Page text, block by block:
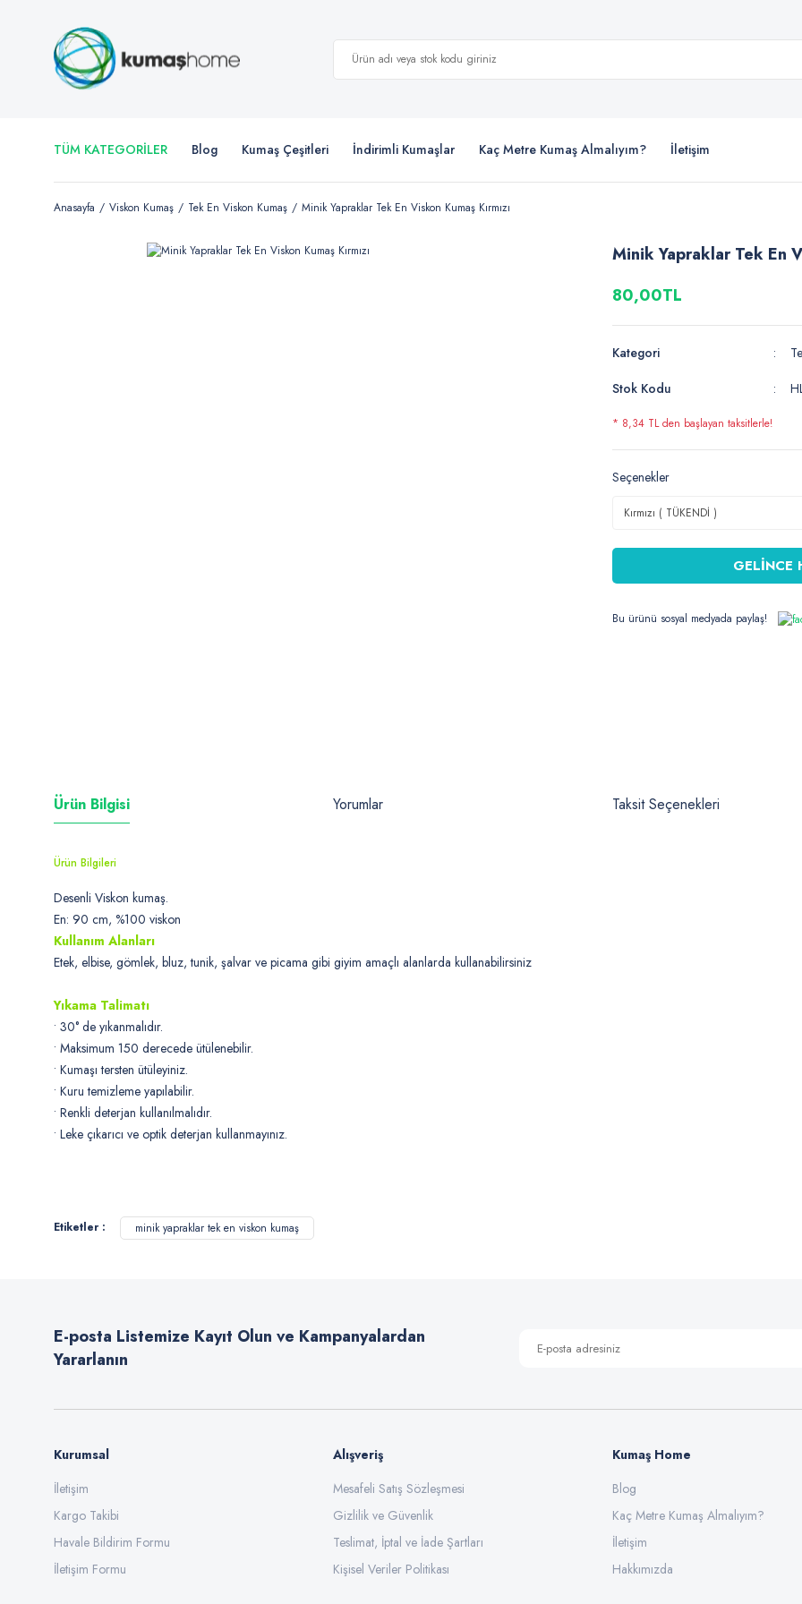
TÜM KATEGORİLER Blog Kumaş Çeşitleri İndirimli Kumaşlar Kaç Metre Kumaş Almalıyım? İletişim
Anasayfa Viskon Kumaş Tek En Viskon Kumaş Minik Yapraklar Tek En Viskon Kumaş Kırmızı
Minik Yapraklar Tek En
80,00TL
Kategori
Stok Kodu
* 8,34 TL den başlayan taksitlerle!
Seçenekler
GELİNCE
Bu ürünü sosyal medyada paylaş!
Ürün Bilgisi Yorumlar Taksit Seçenekleri
Ürün Bilgileri
Desenli Viskon kumaş.
En: 90 cm, %100 viskon
Kullanım Alanları
Etek, elbise, gömlek, bluz, tunik, şalvar ve picama gibi giyim amaçlı alanlarda kullanabilirsiniz
Yıkama Talimatı
• 30° de yıkanmalıdır.
• Maksimum 150 derecede ütülenebilir.
• Kumaşı tersten ütüleyiniz.
• Kuru temizleme yapılabilir.
• Renkli deterjan kullanılmalıdır.
• Leke çıkarıcı ve optik deterjan kullanmayınız.
Ürün resmi kalitesiz, bozuk veya görüntülenemiyor.
Ürün fiyatı diğer sitelerden daha pahalı.
Bu ürüne benzer farklı alternatifler olmalı.
Gönder
Etiketler : minik yapraklar tek en viskon kumaş
E-posta Listemize Kayıt Olun ve Kampanyalardan
Yararlanın
Kurumsal
İletişim
Kargo Takibi
Havale Bildirim Formu
İletişim Formu
Alışveriş
Mesafeli Satış Sözleşmesi
Gizlilik ve Güvenlik
Teslimat, İptal ve İade Şartları
Kişisel Veriler Politikası
Kumaş Home
Blog
Kaç Metre Kumaş Almalıyım?
İletişim
Hakkımızda